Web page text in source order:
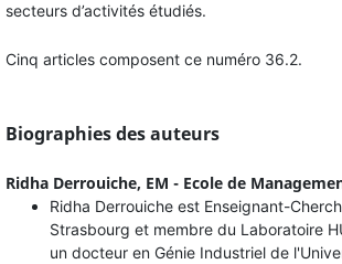
secteurs d’activités étudiés.
Cinq articles composent ce numéro 36.2.
Biographies des auteurs
Ridha Derrouiche, EM - Ecole de
Ridha Derrouiche est Enseignant-
Strasbourg et membre du Laboratoire
un docteur en Génie Industriel de